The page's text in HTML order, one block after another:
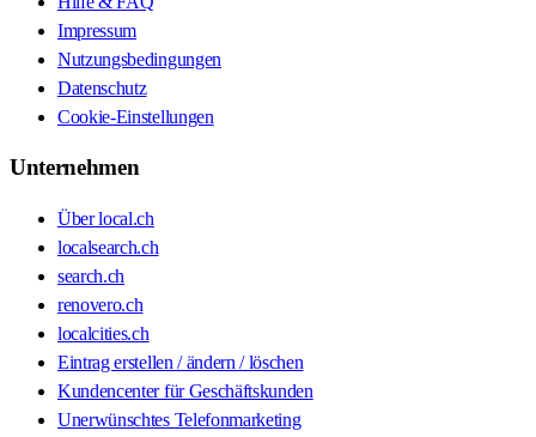
Impressum
Nutzungsbedingungen
Datenschutz
Cookie-Einstellungen
Unternehmen
Über local.ch
localsearch.ch
search.ch
renovero.ch
localcities.ch
Eintrag erstellen / ändern / löschen
Kundencenter für Geschäftskunden
Unerwünschtes Telefonmarketing